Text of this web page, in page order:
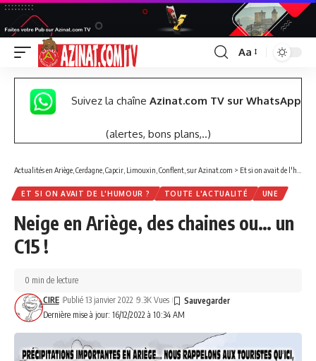
Font
Resizer
Aa
Suivez la chaîne Azinat.com TV sur WhatsApp
(alertes, bons plans,..)
Actualités en Ariège, Cerdagne, Capcir, Limouxin, Conflent, sur Azinat.com > Et si on avait de l'humour ?
ET SI ON AVAIT DE L'HUMOUR ? TOUTE L'ACTUALITÉ UNE
Neige en Ariège, des chaines ou… un
C15 !
Dernière mise à jour: 16/12/2022 à 10:34 AM
CIRE Publié 13 janvier 2022 9.3K Vues
0 min de lecture